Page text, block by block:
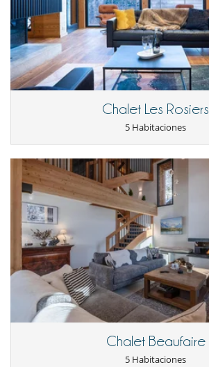
Sonorización SONOS
TV
TV por cable o satélite o internet
Para su comodidad y agrado
Chimenea
Parking privado
Secador
Para sus comidasChalet Les Rosiers
5 Habitaciones
Chalet Beaufaire
5 Habitaciones